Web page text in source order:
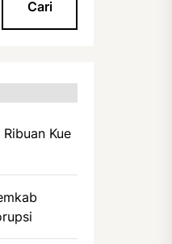
Kue